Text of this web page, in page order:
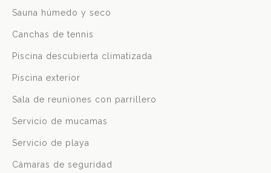
Sauna húmedo y seco
Canchas de tennis
Piscina descubierta climatizada
Piscina exterior
Sala de reuniones con parrillero
Servicio de mucamas
Servicio de playa
Cámaras de seguridad